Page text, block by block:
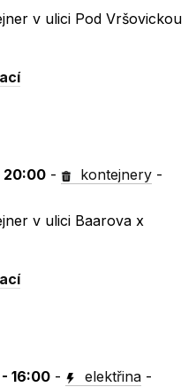
v ulici Pod Vršovickou
20:00 - kontejnery -
v ulici Baarova x
16:00 - elektřina -